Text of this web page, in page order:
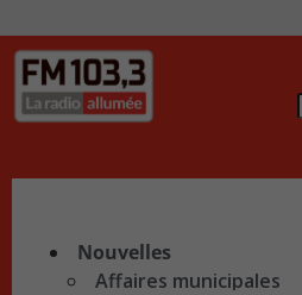
Nouvelles
Affaires municipales